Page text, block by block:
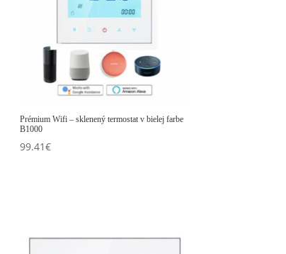
Prémium Wifi – sklenený termostat v bielej farbe
B1000
99.41€